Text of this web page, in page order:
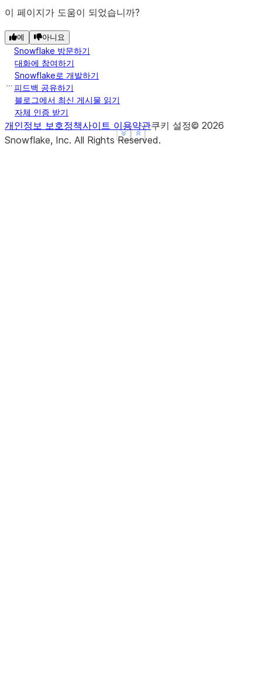
Show less
See more
Show less
See more
이 페이지가 도움이 되었습니까?
예 아니요
Snowflake 방문하기
대화에 참여하기
Snowflake로 개발하기
피드백 공유하기
블로그에서 최신 게시물 읽기
자체 인증 받기
개인정보 보호정책사이트 이용약관쿠키 설정© 2026
Snowflake, Inc. All Rights Reserved.